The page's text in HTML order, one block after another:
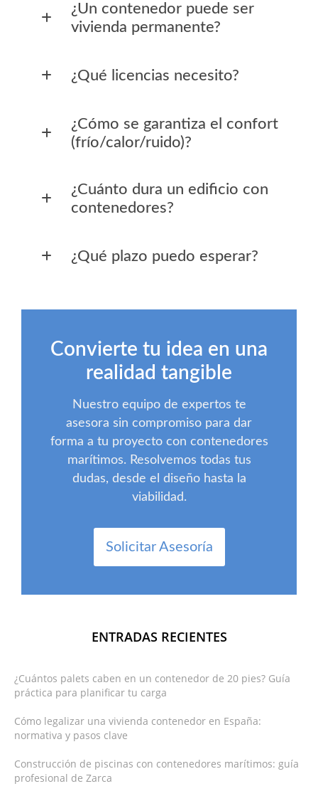
¿Un contenedor puede ser
vivienda permanente?
¿Qué licencias necesito?
¿Cómo se garantiza el confort
(frío/calor/ruido)?
¿Cuánto dura un edificio con
contenedores?
¿Qué plazo puedo esperar?
Convierte tu idea en una
realidad tangible
Nuestro equipo de expertos te
asesora sin compromiso para dar
forma a tu proyecto con contenedores
marítimos. Resolvemos todas tus
dudas, desde el diseño hasta la
viabilidad.
Solicitar Asesoría
ENTRADAS RECIENTES
¿Cuántos palets caben en un contenedor de 20 pies? Guía
práctica para planificar tu carga
Cómo legalizar una vivienda contenedor en España:
normativa y pasos clave
Construcción de piscinas con contenedores marítimos: guía
profesional de Zarca